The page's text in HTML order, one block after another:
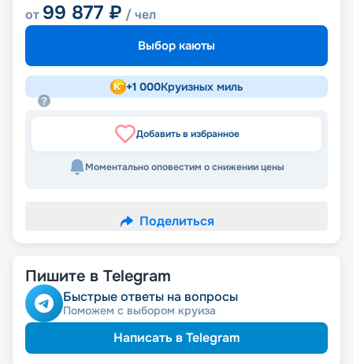
от 99 877 ₽ / чел
Выбор каюты
+1 000Круизных миль
Добавить в избранное
Моментально оповестим о снижении цены
Поделиться
Пишите в Telegram
Быстрые ответы на вопросы
Поможем с выбором круиза
Написать в Telegram